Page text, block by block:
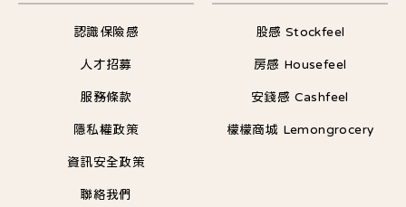
認識保險感
人才招募
服務條款
隱私權政策
資訊安全政策
聯絡我們
股感 Stockfeel
房感 Housefeel
安錢感 Cashfeel
檬檬商城 Lemongrocery